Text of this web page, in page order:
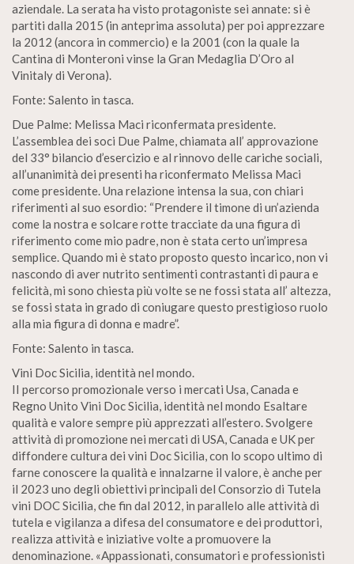
aziendale. La serata ha visto protagoniste sei annate: si è
partiti dalla 2015 (in anteprima assoluta) per poi apprezzare
la 2012 (ancora in commercio) e la 2001 (con la quale la
Cantina di Monteroni vinse la Gran Medaglia D’Oro al
Vinitaly di Verona).
Fonte: Salento in tasca.
Due Palme: Melissa Maci riconfermata presidente.
L’assemblea dei soci Due Palme, chiamata all’ approvazione
del 33° bilancio d’esercizio e al rinnovo delle cariche sociali,
all’unanimità dei presenti ha riconfermato Melissa Maci
come presidente. Una relazione intensa la sua, con chiari
riferimenti al suo esordio: “Prendere il timone di un’azienda
come la nostra e solcare rotte tracciate da una figura di
riferimento come mio padre, non è stata certo un’impresa
semplice. Quando mi è stato proposto questo incarico, non vi
nascondo di aver nutrito sentimenti contrastanti di paura e
felicità, mi sono chiesta più volte se ne fossi stata all’ altezza,
se fossi stata in grado di coniugare questo prestigioso ruolo
alla mia figura di donna e madre”.
Fonte: Salento in tasca.
Vini Doc Sicilia, identità nel mondo.
II percorso promozionale verso i mercati Usa, Canada e
Regno Unito Vini Doc Sicilia, identità nel mondo Esaltare
qualità e valore sempre più apprezzati all’estero. Svolgere
attività di promozione nei mercati di USA, Canada e UK per
diffondere cultura dei vini Doc Sicilia, con lo scopo ultimo di
farne conoscere la qualità e innalzarne il valore, è anche per
il 2023 uno degli obiettivi principali del Consorzio di Tutela
vini DOC Sicilia, che fin dal 2012, in parallelo alle attività di
tutela e vigilanza a difesa del consumatore e dei produttori,
realizza attività e iniziative volte a promuovere la
denominazione. «Appassionati, consumatori e professionisti